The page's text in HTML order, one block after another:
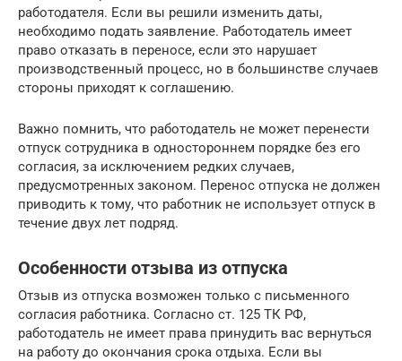
работодателя. Если вы решили изменить даты,
необходимо подать заявление. Работодатель имеет
право отказать в переносе, если это нарушает
производственный процесс, но в большинстве случаев
стороны приходят к соглашению.
Важно помнить, что работодатель не может перенести
отпуск сотрудника в одностороннем порядке без его
согласия, за исключением редких случаев,
предусмотренных законом. Перенос отпуска не должен
приводить к тому, что работник не использует отпуск в
течение двух лет подряд.
Особенности отзыва из отпуска
Отзыв из отпуска возможен только с письменного
согласия работника. Согласно ст. 125 ТК РФ,
работодатель не имеет права принудить вас вернуться
на работу до окончания срока отдыха. Если вы